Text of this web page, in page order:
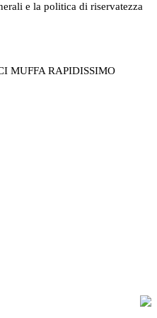
e la politica di riservatezza
MUFFA RAPIDISSIMO